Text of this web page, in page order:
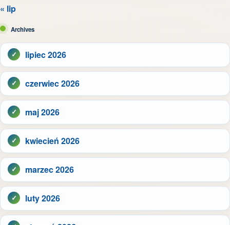
« lip
Archives
lipiec 2026
czerwiec 2026
maj 2026
kwiecień 2026
marzec 2026
luty 2026